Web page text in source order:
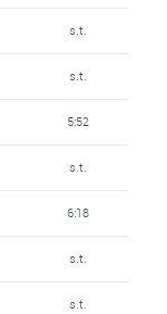
s.t.
s.t.
5:52
s.t.
6:18
s.t.
s.t.